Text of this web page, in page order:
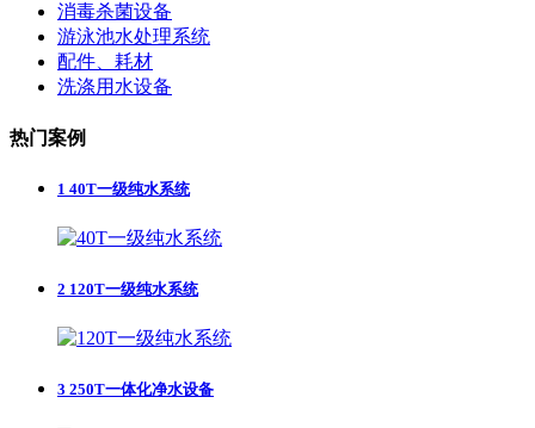
消毒杀菌设备
游泳池水处理系统
配件、耗材
洗涤用水设备
热门案例
1 40T一级纯水系统
2 120T一级纯水系统
3 250T一体化净水设备